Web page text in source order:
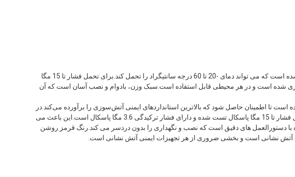
سیلندر خالی کپسول آتش نشانی جزء ضروری تجهیزات ایمنی آتش نشانی است.این از مواد فولادی با کیفیت بالا ساخته شده است که می تواند دمای -20 تا 60 درجه سانتیگراد را تحمل کند.برای تحمل فشار تا 15 مگا
رنگ قرمز روشن رنگ آمیزی شده است و در هر محیطی قابل استفاده است.سبک وزن، بادوام و نصب آسان است که آن
تا اطمینان حاصل شود که بالاترین استانداردهای ایمنی آتش‌سوزی را برآورده می‌کند.در
برابر خوردگی مقاوم است و حتی در دماهای شدید نیز عملکرد خوبی دارد.سیلندر کپسول آتش نشانی خالی نیز برای تحمل فشار تا 15 مگا پاسکال تست شده و دارای فشار ترکیدگی 3.6 مگا پاسکال است.این باعث می
دستورالعمل های دقیق است که نصب و نگهداری را بدون دردسر می کند.رنگ قرمز روشن
آتش نشانی است و بخشی ضروری از هر تجهیزات ایمنی آتش نشانی است.